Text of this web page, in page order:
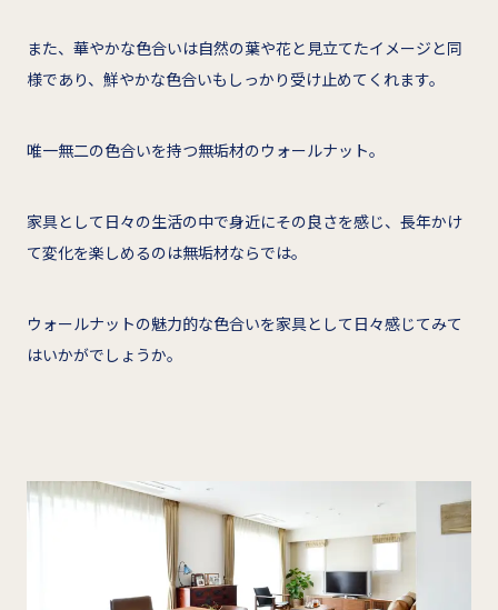
また、華やかな色合いは自然の葉や花と見立てたイメージと同
様であり、鮮やかな色合いもしっかり受け止めてくれます。
唯一無二の色合いを持つ無垢材のウォールナット。
家具として日々の生活の中で身近にその良さを感じ、長年かけ
て変化を楽しめるのは無垢材ならでは。
ウォールナットの魅力的な色合いを家具として日々感じてみて
はいかがでしょうか。